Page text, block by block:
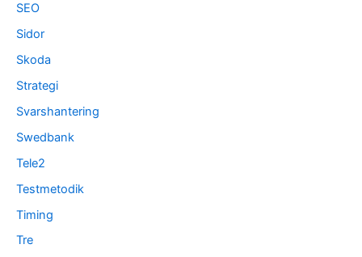
SEO
Sidor
Skoda
Strategi
Svarshantering
Swedbank
Tele2
Testmetodik
Timing
Tre